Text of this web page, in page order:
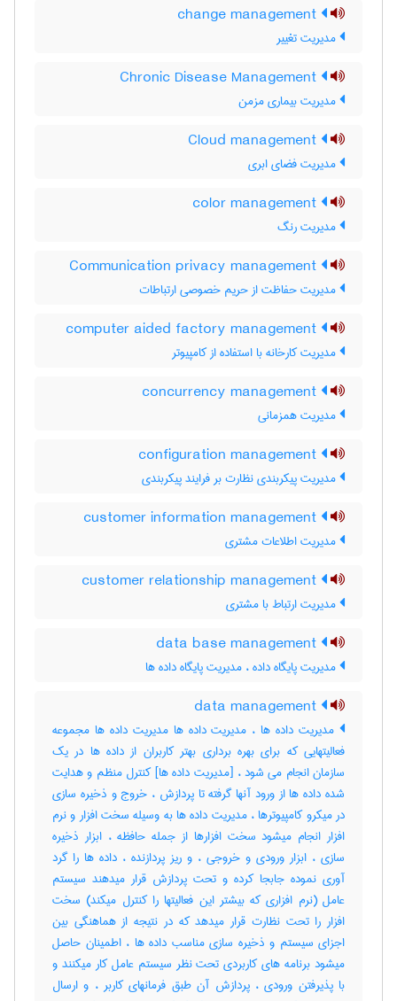
مدیریت تغییر
مدیریت بیماری مزمن
مدیریت فضای ابری
مدیریت رنگ
مدیریت حفاظت از حریم خصوصی ارتباطات
مدیریت کارخانه با استفاده از کامپیوتر
مدیریت همزمانی
مدیریت پیکربندی نظارت بر فرایند پیکربندی
مدیریت اطلاعات مشتری
مدیریت ارتباط با مشتری
مدیریت پایگاه داده ، مدیریت پایگاه داده ها
مدیریت داده ها ، مدیریت داده ها مدیریت داده ها مجموعه
فعالیتهایی که برای بهره برداری بهتر کاربران از داده ها در یک
سازمان انجام می شود ، [مدیریت داده ها] کنترل منظم و هدایت
شده داده ها از ورود آنها گرفته تا پردازش ، خروج و ذخیره سازی
در میکرو کامپیوترها ، مدیریت داده ها به وسیله سخت افزار و نرم
افزار انجام میشود سخت افزارها از جمله حافظه ، ابزار ذخیره
سازی ، ابزار ورودی و خروجی ، و ریز پردازنده ، داده ها را گرد
آوری نموده جابجا کرده و تحت پردازش قرار میدهند سیستم
عامل (نرم افزاری که بیشتر این فعالیتها را کنترل میکند) سخت
افزار را تحت نظارت قرار میدهد که در نتیجه از هماهنگی بین
اجزای سیستم و ذخیره سازی مناسب داده ها ، اطمینان حاصل
میشود برنامه های کاربردی تحت نظر سیستم عامل کار میکنند و
با پذیرفتن ورودی ، پردازش آن طبق فرمانهای کاربر ، و ارسال